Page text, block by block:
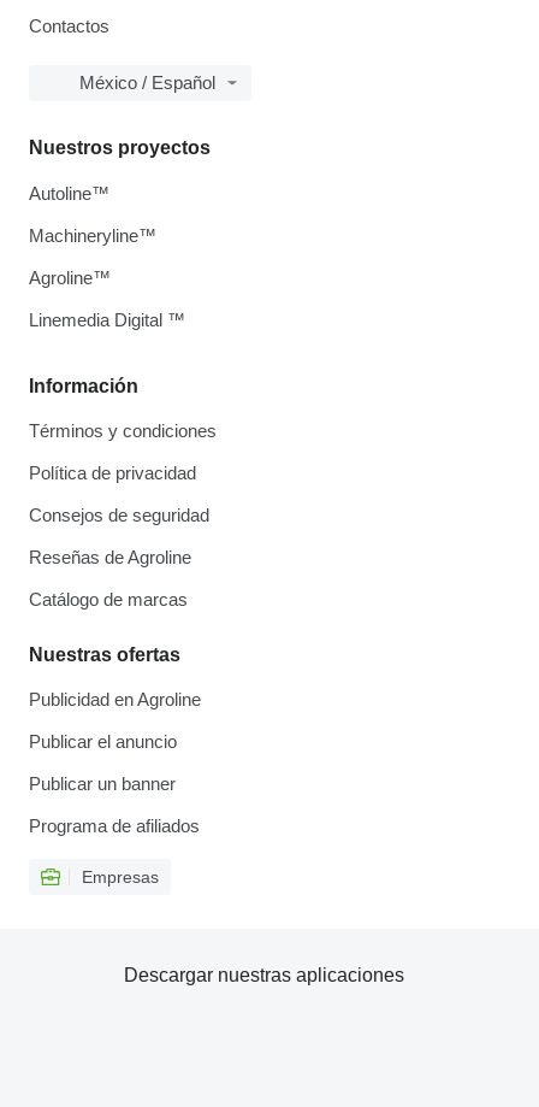
Contactos
México / Español
Información
Términos y condiciones
Política de privacidad
Consejos de seguridad
Reseñas de Agroline
Catálogo de marcas
Nuestras ofertas
Publicidad en Agroline
Publicar el anuncio
Publicar un banner
Programa de afiliados
Empresas
Nuestros proyectos
Autoline™
Machineryline™
Agroline™
Linemedia Digital ™
Descargar nuestras aplicaciones